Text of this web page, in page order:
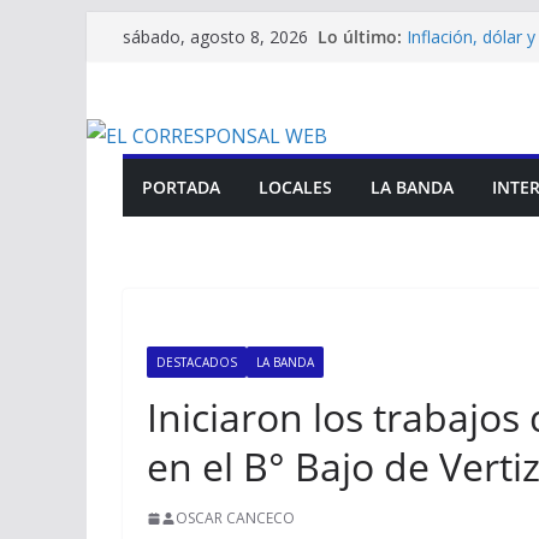
Saltarsábado, agosto 8, 2026 Lo último: Inflación, dólar
gabinete
El municipio
PORTADA LOCALES LA BANDA
DESTACADOS LA BANDA
Iniciaron los trabajos
en el B° Bajo de Vertiz
OSCAR CANCECO